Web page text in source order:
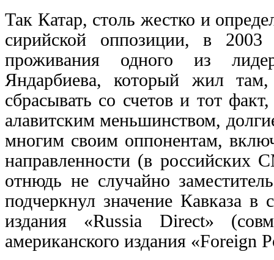
Так Катар, столь жестко и
сирийской оппозиции, в
проживания одного из
Яндарбиева, который жил
сбрасывать со счетов и тот
алавитским меньшинством,
многим своим оппонентам,
направленности (в
отнюдь не случайно
подчеркнул значение Кавказа в
издания «Russia Direct»
американского издания «Foreign